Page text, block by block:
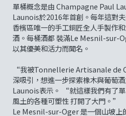
單桶概念是由 Champagne Paul
Launois於2016年首創。每年這對
香檳區唯一的手工銅匠全人手製作
酒。每桶酒都 裝滿Le Mesnil-sur-
以其優美和活力而聞名。
“我被Tonnellerie Artisanale de
深吸引，想進一步探索橡木與葡萄
Launois表示。 “就這樣我們有了
風土的各種可塑性 打開了大門。”
Le Mesnil-sur-Oger 是一個山坡上